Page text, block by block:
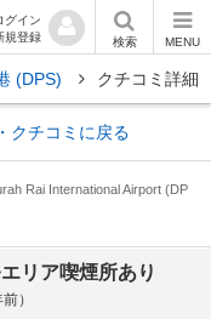
グイン
規登録
検索 MENU
(DPS) クチコミ詳細
クチコミに戻る
Rai International Airport (DP
リア喫煙所あり
）